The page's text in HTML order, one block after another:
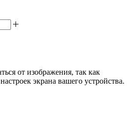
от изображения, так как
экрана вашего устройства.